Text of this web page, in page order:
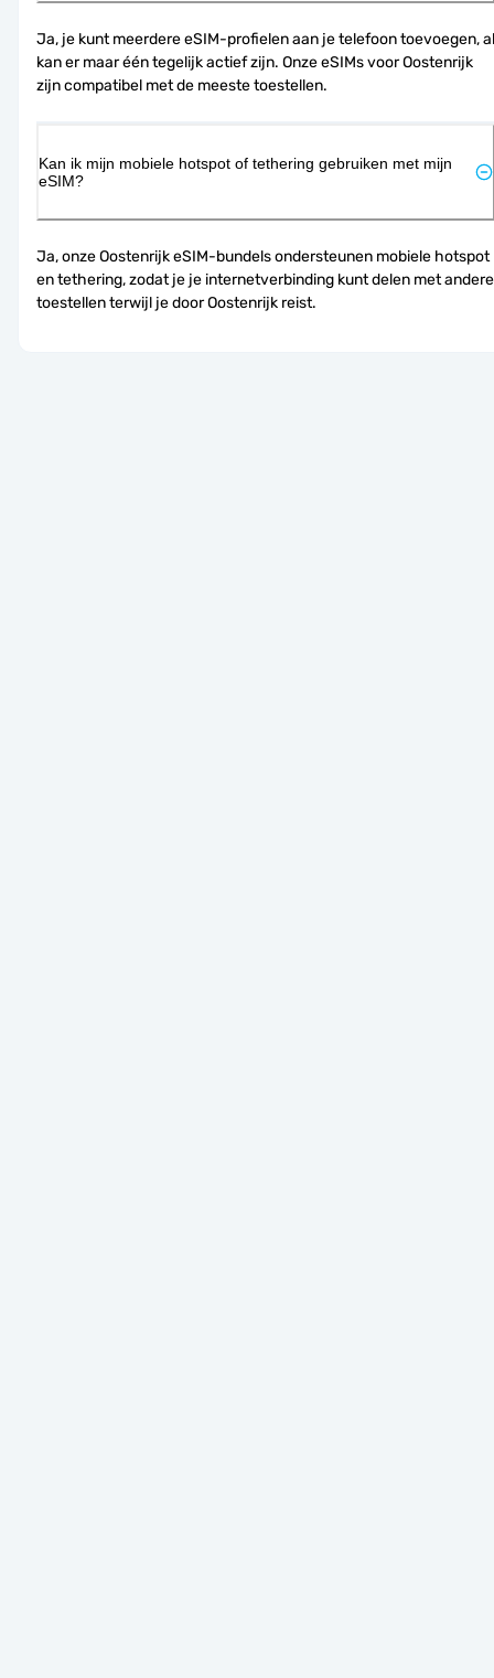
Ja, je kunt meerdere eSIM-profielen aan je telefoon toevoegen, al
kan er maar één tegelijk actief zijn. Onze eSIMs voor Oostenrijk
zijn compatibel met de meeste toestellen.
Kan ik mijn mobiele hotspot of tethering gebruiken met mijn
eSIM?
Ja, onze Oostenrijk eSIM-bundels ondersteunen mobiele hotspot
en tethering, zodat je je internetverbinding kunt delen met andere
toestellen terwijl je door Oostenrijk reist.